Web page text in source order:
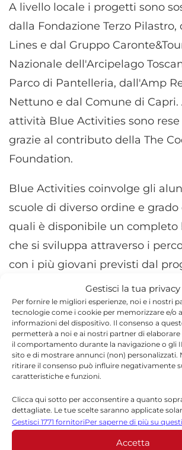
Gestisci la tua privacy
Per fornire le migliori esperienze, noi e i nostri
tecnologie come i cookie per memorizzare e/o
informazioni del dispositivo. Il consenso a
permetterà a noi e ai nostri partner di
il comportamento durante la navigazione o gli
sito e di mostrare annunci (non) personalizzati.
ritirare il consenso può influire negativamente
caratteristiche e funzioni.
Clicca qui sotto per acconsentire a quanto
dettagliate. Le tue scelte saranno applicate
sito. È possibile modificare le impostazioni in
compreso il ritiro del consenso, utilizzando i
Policy o cliccando sul pulsante di gestione del
Gestisci 1771 fornitoriPer saperne di più su
Accetta
A livello locale i progetti sono
dalla Fondazione Terzo Pilastro,
Lines e dal Gruppo
Nazionale dell'Arcipelago
Parco di Pantelleria, dall'Amp
Nettuno e dal Comune di Capri.
attività Blue Activities sono
grazie al contributo della The
Foundation.
Blue Activities coinvolge gli
scuole di diverso ordine e
quali è disponibile un completo
che si sviluppa attraverso i
con i più giovani previsti dal
Guardiani arrivando alle attività
monitoraggio e pulizie delle
programmate da NauticinBlu
impegnati i più grandi.
Delfini Guardiani gode del
Territorio e del Mare, del Cutfaa
Unità per la Tutela Forestale,
Agroalimentare dei Carabinieri-